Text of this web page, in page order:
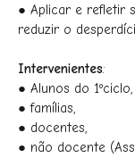
● Aplicar e refletir
reduzir o
Intervenientes:
● Alunos do 1ºciclo,
● famílias,
● docentes,
● não docente